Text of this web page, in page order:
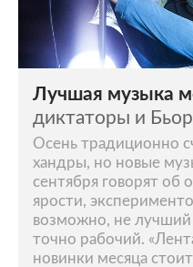
Лучшая музыка
диктаторы и
Осень традиционно
хандры, но новые
сентября говорят об
ярости,
возможно, не
точно рабочий.
новинки месяца